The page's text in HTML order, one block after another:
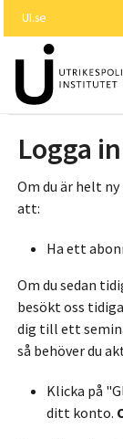
huvudinnehållet
UI.se
Logga in
Om du är helt
att:
Ha ett
Om du sedan
besökt oss
dig till ett
så behöver du
Klicka på
ditt konto.